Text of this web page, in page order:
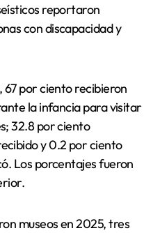
reportaron
con discapacidad y
67 por ciento recibieron
la infancia para visitar
32.8 por ciento
y 0.2 por ciento
Los porcentajes fueron
museos en 2025, tres